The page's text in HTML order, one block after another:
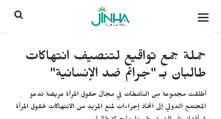
التحكم
حملة جمع تواقيع لتنصيف انتهاكات
طالبان بـ "جرائم ضد الإنسانية"
أطلقت مجموعة من الناشطات في مجال حقوق المرأة عريضة تدعو
المجتمع الدولي إلى اتخاذ إجراءات لمنع المزيد من الانتهاكات لحقوق المرأة